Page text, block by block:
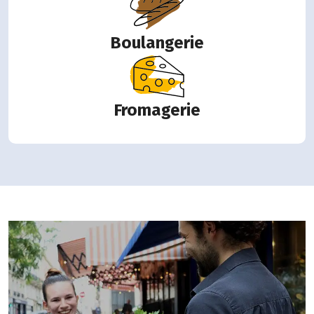
Boulangerie
Fromagerie